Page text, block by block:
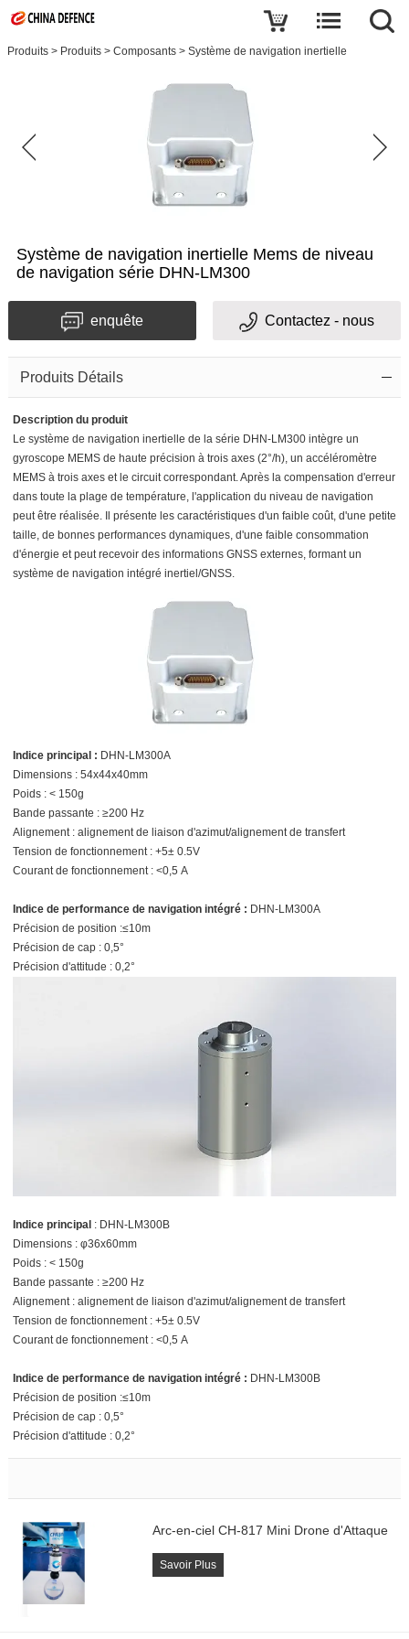
Produits > Produits > Composants > Système de navigation inertielle
Système de navigation inertielle Mems de niveau
de navigation série DHN-LM300
enquête Contactez - nous
Produits Détails
Description du produit
Le système de navigation inertielle de la série DHN-LM300 intègre un
gyroscope MEMS de haute précision à trois axes (2°/h), un accéléromètre
MEMS à trois axes et le circuit correspondant. Après la compensation d'erreur
dans toute la plage de température, l'application du niveau de navigation
peut être réalisée. Il présente les caractéristiques d'un faible coût, d'une petite
taille, de bonnes performances dynamiques, d'une faible consommation
d'énergie et peut recevoir des informations GNSS externes, formant un
système de navigation intégré inertiel/GNSS.
Indice principal : DHN-LM300A
Dimensions : 54x44x40mm
Poids : < 150g
Bande passante : ≥200 Hz
Alignement : alignement de liaison d'azimut/alignement de transfert
Tension de fonctionnement : +5± 0.5V
Courant de fonctionnement : <0,5 A
Indice de performance de navigation intégré : DHN-LM300A
Précision de position :≤10m
Précision de cap : 0,5°
Précision d'attitude : 0,2°
Indice principal : DHN-LM300B
Dimensions : φ36x60mm
Poids : < 150g
Bande passante : ≥200 Hz
Alignement : alignement de liaison d'azimut/alignement de transfert
Tension de fonctionnement : +5± 0.5V
Courant de fonctionnement : <0,5 A
Indice de performance de navigation intégré : DHN-LM300B
Précision de position :≤10m
Précision de cap : 0,5°
Précision d'attitude : 0,2°
Arc-en-ciel CH-817 Mini Drone d'Attaque
Savoir Plus